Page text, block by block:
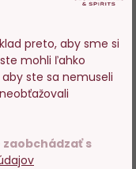
preto, aby sme si
mohli ľahko
ste sa nemuseli
s
s
Prosím
18